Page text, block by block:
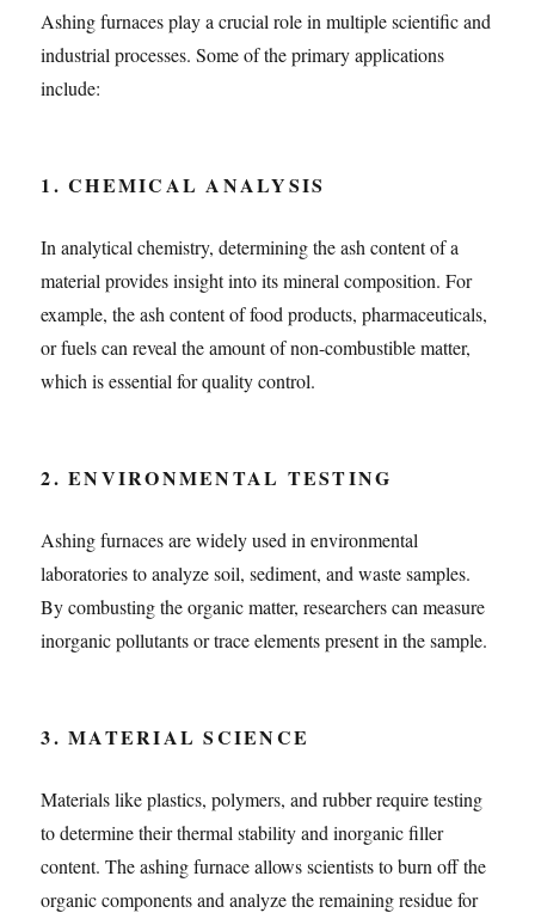
Ashing furnaces play a crucial role in multiple scientific and
industrial processes. Some of the primary applications
include:
1. CHEMICAL ANALYSIS
In analytical chemistry, determining the ash content of a
material provides insight into its mineral composition. For
example, the ash content of food products, pharmaceuticals,
or fuels can reveal the amount of non-combustible matter,
which is essential for quality control.
2. ENVIRONMENTAL TESTING
Ashing furnaces are widely used in environmental
laboratories to analyze soil, sediment, and waste samples.
By combusting the organic matter, researchers can measure
inorganic pollutants or trace elements present in the sample.
3. MATERIAL SCIENCE
Materials like plastics, polymers, and rubber require testing
to determine their thermal stability and inorganic filler
content. The ashing furnace allows scientists to burn off the
organic components and analyze the remaining residue for